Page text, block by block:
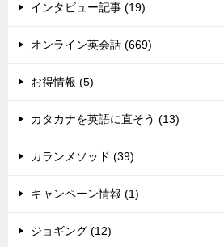
インタビュー記事 (19)
オンライン英会話 (669)
お得情報 (5)
カタカナを英語に直そう (13)
カランメソッド (39)
キャンペーン情報 (1)
ジョギング (12)